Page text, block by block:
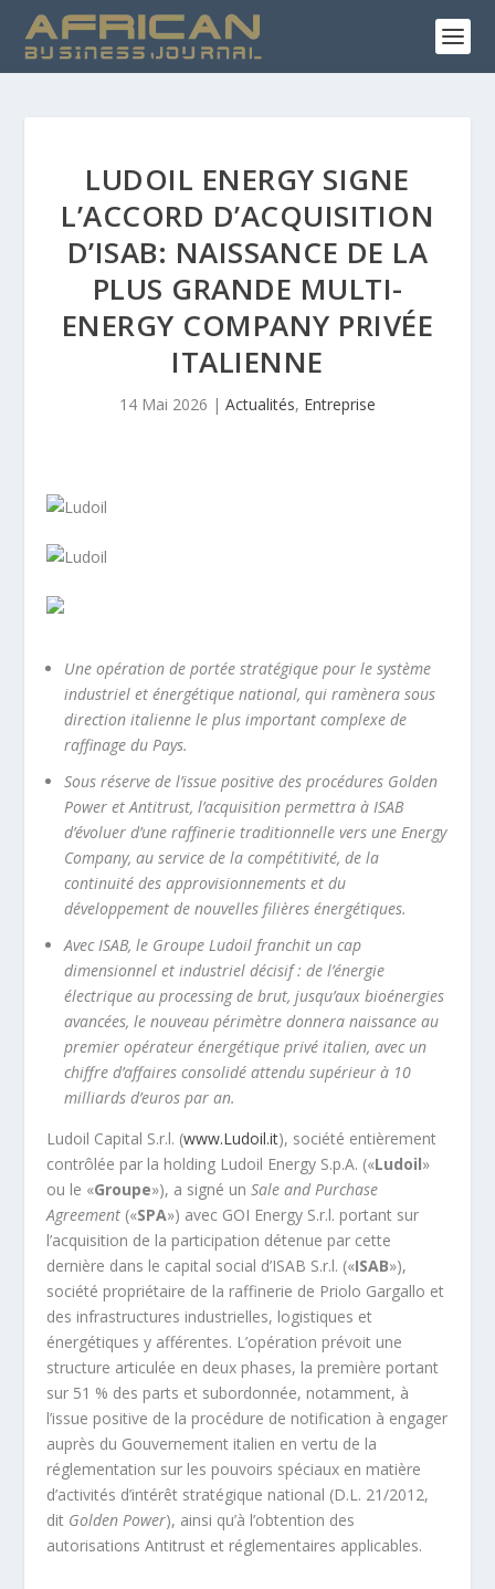
LUDOIL ENERGY SIGNE
L’ACCORD D’ACQUISITION
D’ISAB: NAISSANCE DE LA
PLUS GRANDE MULTI-
ENERGY COMPANY PRIVÉE
ITALIENNE
14 Mai 2026 | Actualités, Entreprise
Une opération de portée stratégique pour le système
industriel et énergétique national, qui ramènera sous
direction italienne le plus important complexe de
raffinage du Pays.
Sous réserve de l’issue positive des procédures Golden
Power et Antitrust, l’acquisition permettra à ISAB
d’évoluer d’une raffinerie traditionnelle vers une Energy
Company, au service de la compétitivité, de la
continuité des approvisionnements et du
développement de nouvelles filières énergétiques.
Avec ISAB, le Groupe Ludoil franchit un cap
dimensionnel et industriel décisif : de l’énergie
électrique au processing de brut, jusqu’aux bioénergies
avancées, le nouveau périmètre donnera naissance au
premier opérateur énergétique privé italien, avec un
chiffre d’affaires consolidé attendu supérieur à 10
milliards d’euros par an.
Ludoil Capital S.r.l. (www.Ludoil.it), société entièrement
contrôlée par la holding Ludoil Energy S.p.A. («Ludoil»
ou le «Groupe»), a signé unSale and Purchase
Agreement («SPA») avec GOI Energy S.r.l. portant sur
l’acquisition de la participation détenue par cette
dernière dans le capital social d’ISAB S.r.l. («ISAB»),
société propriétaire de la raffinerie de Priolo Gargallo et
des infrastructures industrielles, logistiques et
énergétiques y afférentes. L’opération prévoit une
structure articulée en deux phases, la première portant
sur 51 % des parts et subordonnée, notamment, à
l’issue positive de la procédure de notification à engager
auprès du Gouvernement italien en vertu de la
réglementation sur les pouvoirs spéciaux en matière
d’activités d’intérêt stratégique national (D.L. 21/2012,
dit Golden Power), ainsi qu’à l’obtention des
autorisations Antitrust et réglementaires applicables.